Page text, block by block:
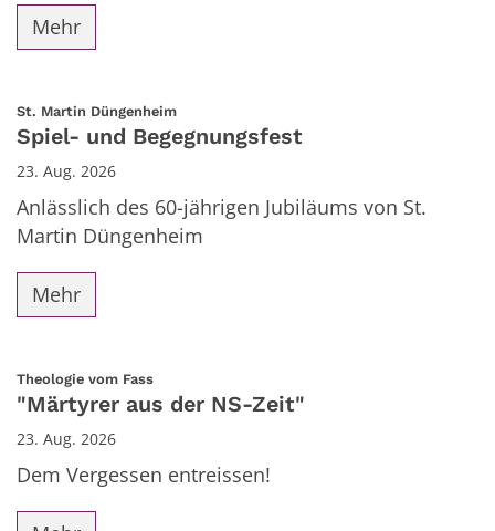
Mehr
St. Martin Düngenheim:
Spiel- und Begegnungsfest
23. Aug. 2026
Anlässlich des 60-jährigen Jubiläums von St.
Martin Düngenheim
Mehr
Theologie vom Fass:
"Märtyrer aus der NS-Zeit"
23. Aug. 2026
Dem Vergessen entreissen!